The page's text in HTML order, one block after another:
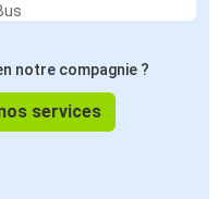
notre compagnie ?
services